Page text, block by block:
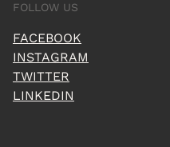
FOLLOW US
FACEBOOK
INSTAGRAM
TWITTER
LINKEDIN